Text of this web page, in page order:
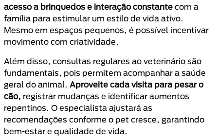
acesso a brinquedos e interação constante com a
família para estimular um estilo de vida ativo.
Mesmo em espaços pequenos, é possível incentivar
movimento com criatividade.
Além disso, consultas regulares ao veterinário são
fundamentais, pois permitem acompanhar a saúde
geral do animal. Aproveite cada visita para pesar o
cão, registrar mudanças e identificar aumentos
repentinos. O especialista ajustará as
recomendações conforme o pet cresce, garantindo
bem-estar e qualidade de vida.